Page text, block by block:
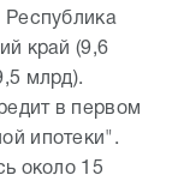
Республика
край (9,6
млрд).
в первом
ипотеки".
около 15